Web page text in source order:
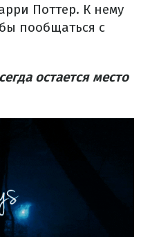
Поттер. К нему
пообщаться с
остается место